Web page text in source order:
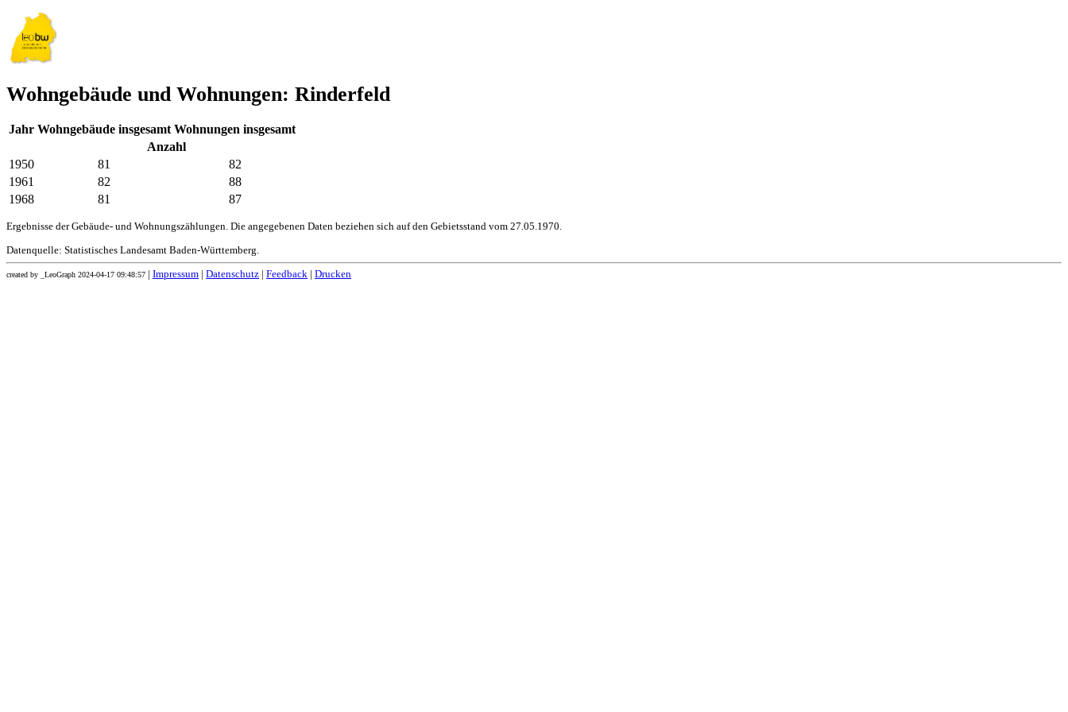
Wohngebäude und Wohnungen: Rinderfeld
Jahr Wohngebäude insgesamt Wohnungen insgesamt
Anzahl
1950
81
82
1961
82
88
1968
81 87
Ergebnisse der Gebäude- und Wohnungszählungen. Die angegebenen Daten beziehen sich auf den Gebietsstand vom 27.05.1970.
Datenquelle: Statistisches Landesamt Baden-Württemberg.
created by _LeoGraph 2024-04-17 09:48:57 Impressum Datenschutz Feedback Drucken